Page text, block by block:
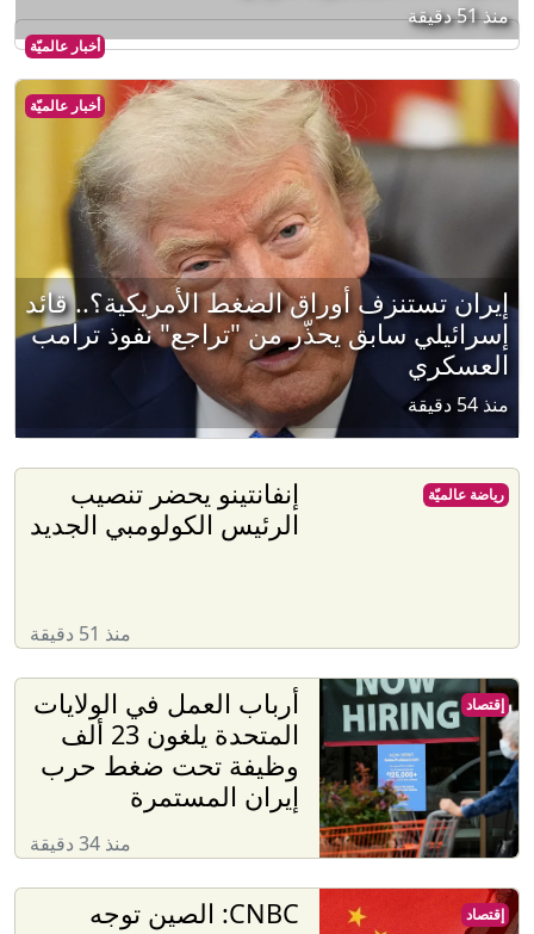
أخبار عالميّة
منذ 51 دقيقة
أخبار عالميّة
إيران تستنزف أوراق الضغط الأمريكية؟.. قائد
إسرائيلي سابق يحذّر من "تراجع" نفوذ ترامب
العسكري
منذ 54 دقيقة
إنفانتينو يحضر تنصيب
الرئيس الكولومبي الجديد
منذ 51 دقيقة
رياضة عالميّة
أرباب العمل في الولايات
المتحدة يلغون 23 ألف
وظيفة تحت ضغط حرب
إيران المستمرة
منذ 34 دقيقة
إقتصاد
CNBC: الصين توجه
إقتصاد